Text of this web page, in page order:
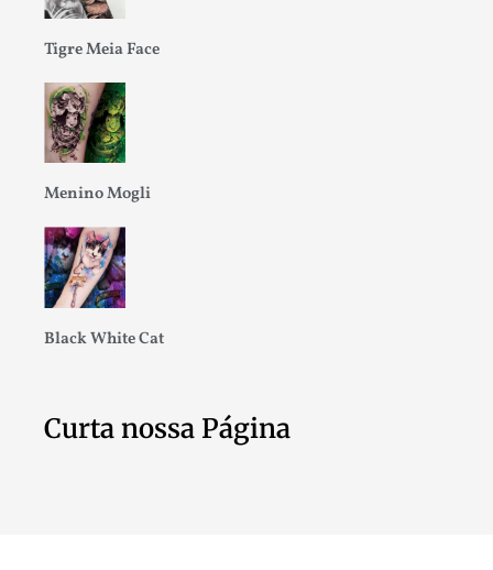
Tigre Meia Face
Menino Mogli
Black White Cat
Curta nossa Página